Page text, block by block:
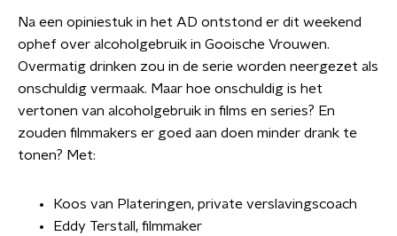
Na een opiniestuk in het AD ontstond er dit weekend
ophef over alcoholgebruik in Gooische Vrouwen.
Overmatig drinken zou in de serie worden neergezet als
onschuldig vermaak. Maar hoe onschuldig is het
vertonen van alcoholgebruik in films en series? En
zouden filmmakers er goed aan doen minder drank te
tonen? Met:
Koos van Plateringen, private verslavingscoach
Eddy Terstall, filmmaker